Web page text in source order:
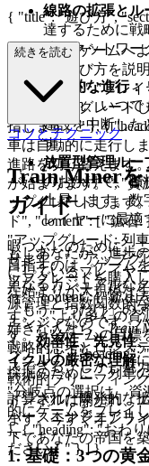
線路の拡張とル
達するために戦
地下ネットワー
ます。
永続的な進行：
存され、いつで
建設を中断した
す。
放置型管理ルー
のおかげで、積
上昇します。数
レイヤーに最適
もしあなたが、進歩
にしているプレイヤ
な始まりが大規模な
「もう一つだけ」の
好きな人なら、Train
戦略的思考とロジス
スできる、しかし魅
トンネルは開かれ、
ます。今すぐオンラ
下であなたの帝国を
{ "title": "遊び方",
: "列車採掘ゲームへ
本操作と遊び方を説
的", "content": "プレ
車をアップグレード
指します。" }, {
車は自動的に走行し
進路を切り替えます
が始まります。", "資
ップグレードします
ド", "content": [ "鉱石
"アップグレード: 列
せます。", "アップグ
ップグレードを購入
行", "content": [ "鉱山
す。", "より多くの資
す。", "ゲームの目標
う。" ] }, { "heading":
採掘のために、列車
"分岐点の選択は、資
的にゲームをプレイ
}, { "heading": "おわり
ださい！" } ] }
続きを読む
コツとテクニック
Train Minerを
ガイド
暇つぶしのためにこ
目指すのは、ゲーム
単なるカジュアルな
源管理と指数関数的
エンジンなのです。
く、効率性、先見性
イクルの厳密な理解
戦術的ブリーフィン
計算された爆発的な
バースエンジニアリ
1. 基礎：3つの黄